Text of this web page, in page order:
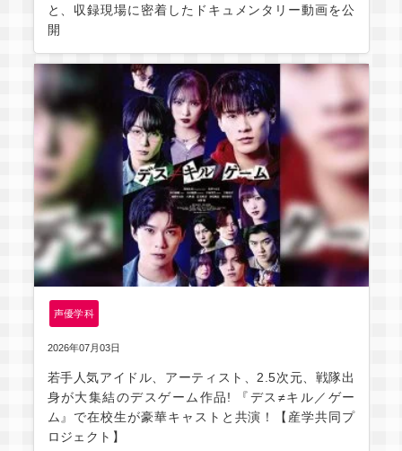
と、収録現場に密着したドキュメンタリー動画を公
開
声優学科
2026年07月03日
若手人気アイドル、アーティスト、2.5次元、戦隊出
身が大集結のデスゲーム作品! 『デス≠キル／ゲー
ム』で在校⽣が豪華キャストと共演！【産学共同プ
ロジェクト】